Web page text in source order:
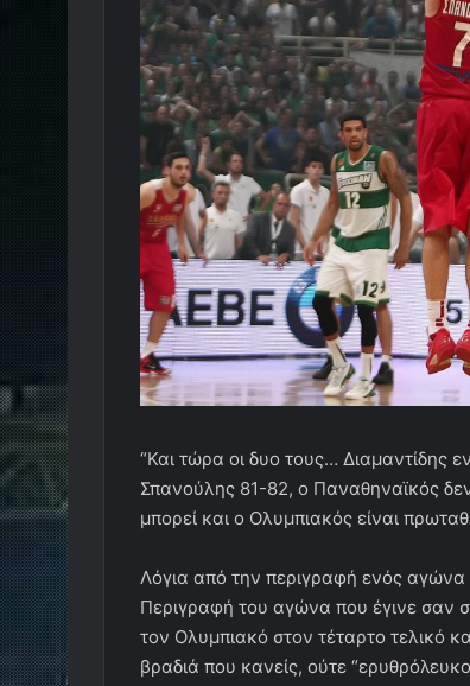
“Και τώρα οι δυο τους…
Σπανούλης 81-82, ο Παναθηναϊκός
μπορεί και ο Ολυμπιακός είναι
Λόγια από την περιγραφή ενός
Περιγραφή του αγώνα που έγινε σαν
τον Ολυμπιακό στον τέταρτο τελικό
βραδιά που κανείς, ούτε